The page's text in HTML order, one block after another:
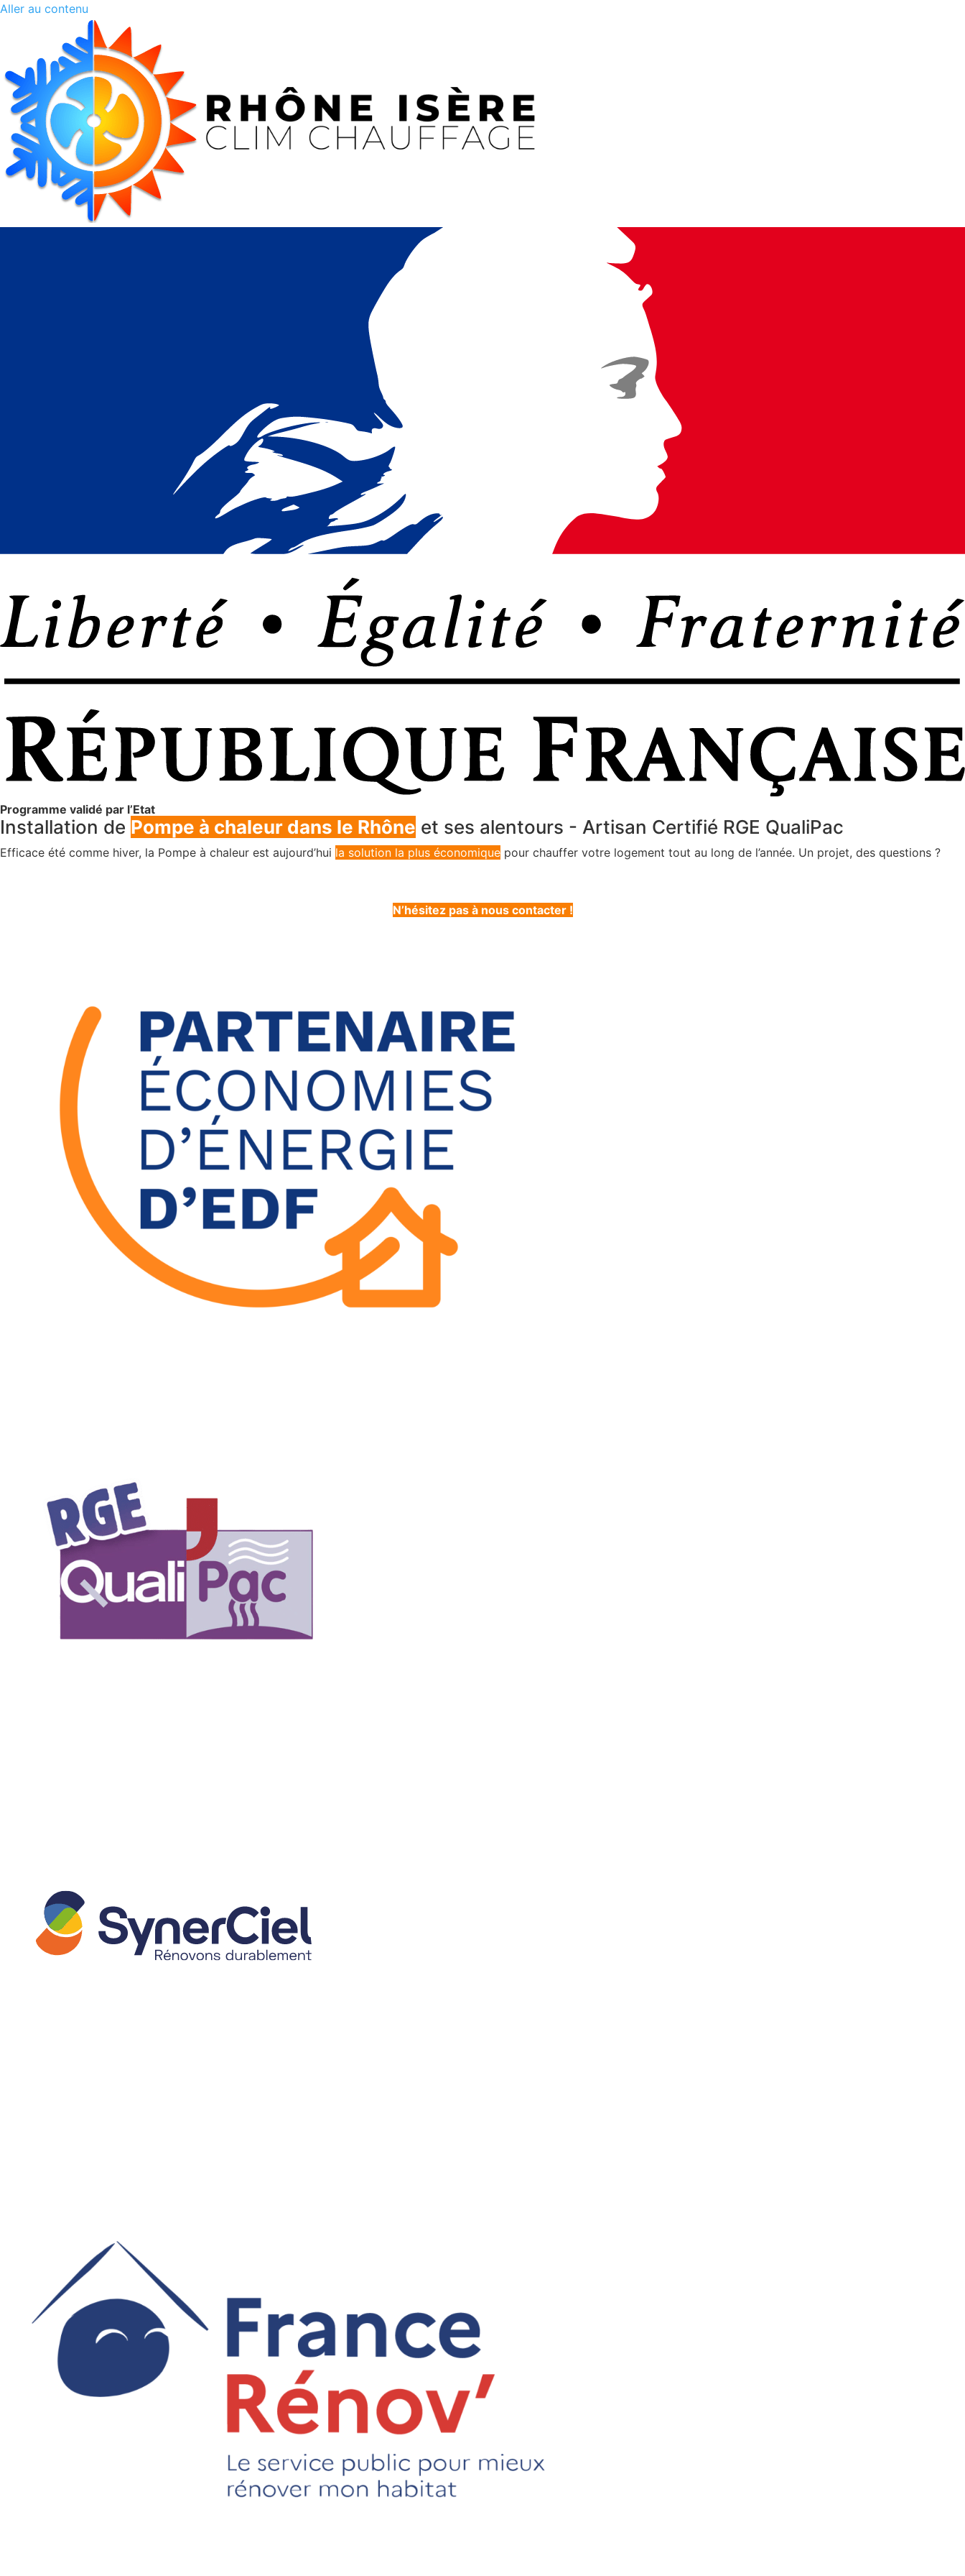
Aller au contenu
Programme validé par l’Etat
Installation de Pompe à chaleur dans le Rhône et ses alentours - Artisan Certifié RGE QualiPac
Efficace été comme hiver, la Pompe à chaleur est aujourd’hui la solution la plus économique pour chauffer votre logement tout au long de l’année. Un projet, des questions ?
N’hésitez pas à nous contacter !